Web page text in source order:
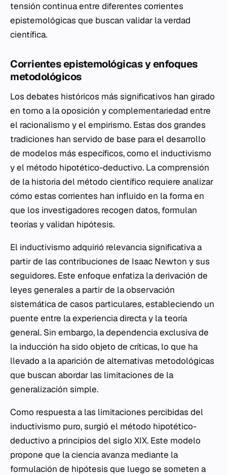
tensión continua entre diferentes corrientes
epistemológicas que buscan validar la verdad
científica.
Corrientes epistemológicas y enfoques
metodológicos
Los debates históricos más significativos han girado
en torno a la oposición y complementariedad entre
el racionalismo y el empirismo. Estas dos grandes
tradiciones han servido de base para el desarrollo
de modelos más específicos, como el inductivismo
y el método hipotético-deductivo. La comprensión
de la historia del método científico requiere analizar
cómo estas corrientes han influido en la forma en
que los investigadores recogen datos, formulan
teorías y validan hipótesis.
El inductivismo adquirió relevancia significativa a
partir de las contribuciones de Isaac Newton y sus
seguidores. Este enfoque enfatiza la derivación de
leyes generales a partir de la observación
sistemática de casos particulares, estableciendo un
puente entre la experiencia directa y la teoría
general. Sin embargo, la dependencia exclusiva de
la inducción ha sido objeto de críticas, lo que ha
llevado a la aparición de alternativas metodológicas
que buscan abordar las limitaciones de la
generalización simple.
Como respuesta a las limitaciones percibidas del
inductivismo puro, surgió el método hipotético-
deductivo a principios del siglo XIX. Este modelo
propone que la ciencia avanza mediante la
formulación de hipótesis que luego se someten a